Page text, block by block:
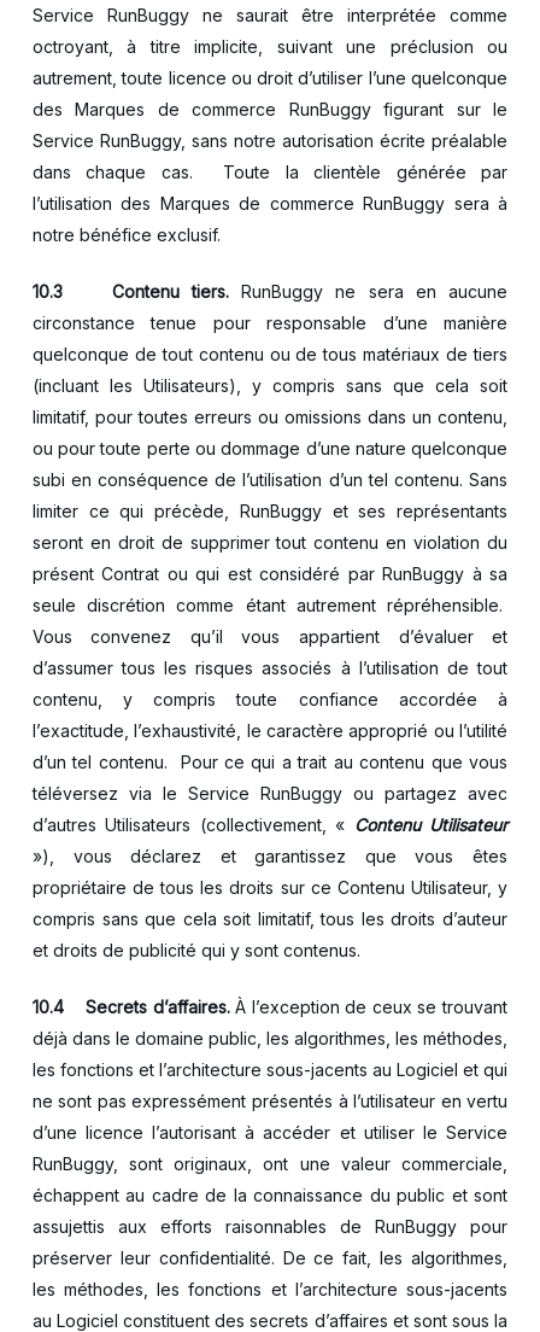
Service RunBuggy ne saurait être interprétée comme
octroyant, à titre implicite, suivant une préclusion ou
autrement, toute licence ou droit d’utiliser l’une quelconque
des Marques de commerce RunBuggy figurant sur le
Service RunBuggy, sans notre autorisation écrite préalable
dans chaque cas. Toute la clientèle générée par
l’utilisation des Marques de commerce RunBuggy sera à
notre bénéfice exclusif.
10.3 Contenu tiers. RunBuggy ne sera en aucune
circonstance tenue pour responsable d’une manière
quelconque de tout contenu ou de tous matériaux de tiers
(incluant les Utilisateurs), y compris sans que cela soit
limitatif, pour toutes erreurs ou omissions dans un contenu,
ou pour toute perte ou dommage d’une nature quelconque
subi en conséquence de l’utilisation d’un tel contenu. Sans
limiter ce qui précède, RunBuggy et ses représentants
seront en droit de supprimer tout contenu en violation du
présent Contrat ou qui est considéré par RunBuggy à sa
seule discrétion comme étant autrement répréhensible.
Vous convenez qu’il vous appartient d’évaluer et
d’assumer tous les risques associés à l’utilisation de tout
contenu, y compris toute confiance accordée à
l’exactitude, l’exhaustivité, le caractère approprié ou l’utilité
d’un tel contenu. Pour ce qui a trait au contenu que vous
téléversez via le Service RunBuggy ou partagez avec
d’autres Utilisateurs (collectivement, « Contenu Utilisateur
»), vous déclarez et garantissez que vous êtes
propriétaire de tous les droits sur ce Contenu Utilisateur, y
compris sans que cela soit limitatif, tous les droits d’auteur
et droits de publicité qui y sont contenus.
10.4 Secrets d’affaires.À l’exception de ceux se trouvant
déjà dans le domaine public, les algorithmes, les méthodes,
les fonctions et l’architecture sous-jacents au Logiciel et qui
ne sont pas expressément présentés à l’utilisateur en vertu
d’une licence l’autorisant à accéder et utiliser le Service
RunBuggy, sont originaux, ont une valeur commerciale,
échappent au cadre de la connaissance du public et sont
assujettis aux efforts raisonnables de RunBuggy pour
préserver leur confidentialité. De ce fait, les algorithmes,
les méthodes, les fonctions et l’architecture sous-jacents
au Logiciel constituent des secrets d’affaires et sont sous la